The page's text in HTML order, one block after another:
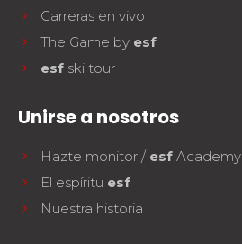
Carreras en vivo
The Game by esf
esf ski tour
Unirse a nosotros
Hazte monitor / esf Academy
El espíritu esf
Nuestra historia